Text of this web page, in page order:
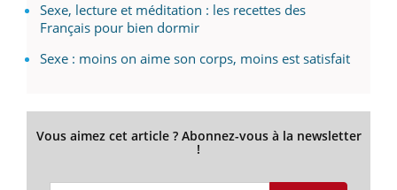
Sexe, lecture et méditation : les recettes des
Français pour bien dormir
Sexe : moins on aime son corps, moins est satisfait
Vous aimez cet article ? Abonnez-vous à la newsletter
!